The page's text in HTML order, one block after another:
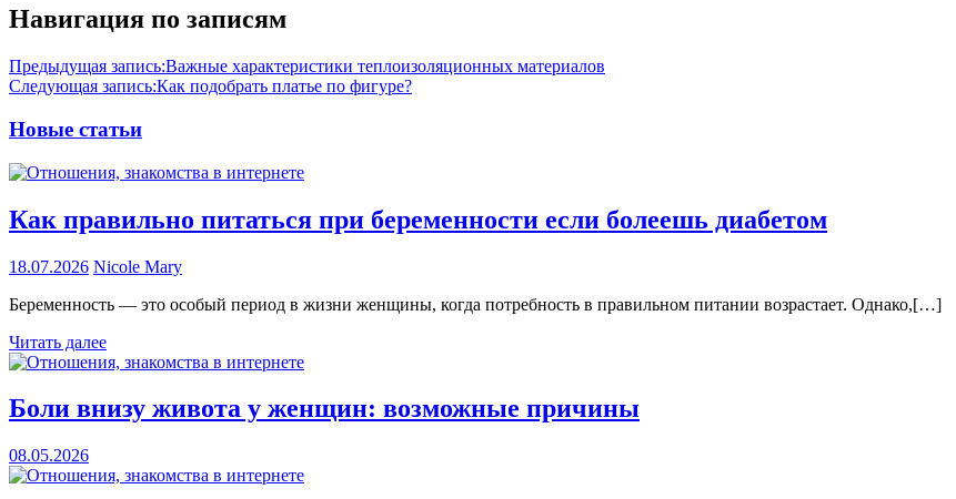
Навигация по записям
Предыдущая запись:Важные характеристики теплоизоляционных материалов
Следующая запись:Как подобрать платье по фигуре?
Новые статьи
Как правильно питаться при беременности если болеешь диабетом
18.07.2026 Nicole Mary
Беременность — это особый период в жизни женщины, когда потребность в правильном питании возрастает. Однако,[…]
Читать далее
Боли внизу живота у женщин: возможные причины
08.05.2026